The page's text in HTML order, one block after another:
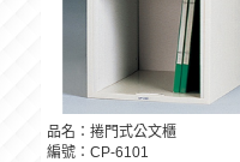
品名：捲門式公文櫃
編號：CP-6101